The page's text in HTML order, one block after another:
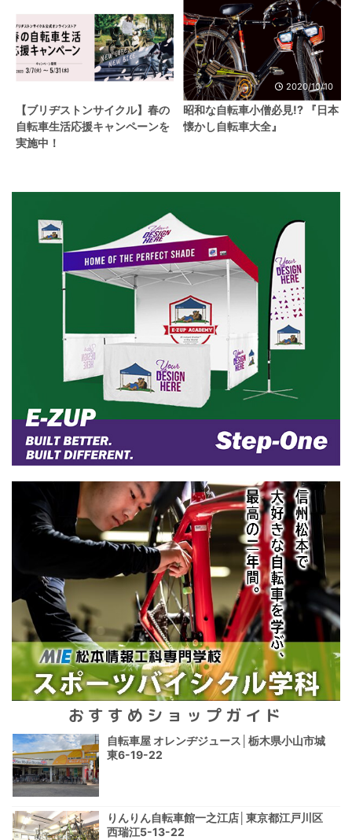
【ブリヂストンサイクル】春の
自転車生活応援キャンペーンを
実施中！
2020/10/10
昭和な自転車小僧必見!? 『日本
懐かし自転車大全』
おすすめショップガイド
自転車屋 オレンヂジュース│栃木県小山市城
東6-19-22
りんりん自転車館一之江店│東京都江戸川区
西瑞江5-13-22